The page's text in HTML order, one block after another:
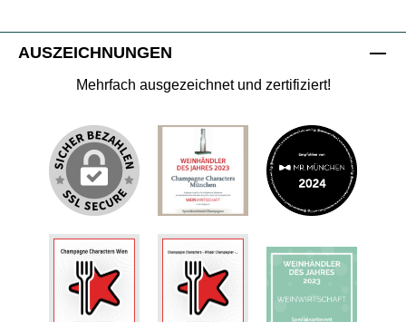
AUSZEICHNUNGEN
Mehrfach ausgezeichnet und zertifiziert!